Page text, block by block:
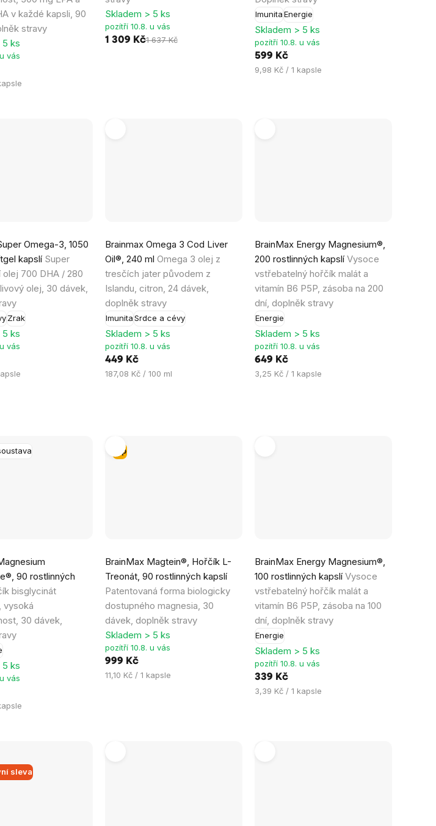
v každé kapsli, 90
stravy
5 ks
vás
5,0
z
5
Skladem > 5 ks
pozítří 10.8. u vás
1 309 Kč1 637 Kč
ImunitaEnergie
5,0
z
5
hvězdiček.
Skladem > 5 ks
pozítří 10.8. u vás
599 Kč
Měrná
9,98 Kč / 1 kapsle
Omega-3, 1050
kapslí Super
olej 700 DHA / 280
olej, 30 dávek,
Zrak
5 ks
vás
Brainmax Omega 3 Cod Liver
Oil®, 240 ml Omega 3 olej z
tresčích jater původem z
Islandu, citron, 24 dávek,
doplněk stravy
ImunitaSrdce a cévy
hodnocení
produktu
je
5,0
z
5
hvězdiček.
Skladem > 5 ks
pozítří 10.8. u vás
449 Kč
Měrná
187,08 Kč / 100 ml
BrainMax Energy Magnesium®,
200 rostlinných kapslí Vysoce
vstřebatelný hořčík malát a
vitamín B6 P5P, zásoba na 200
dní, doplněk stravy
Energie
hodnocení
produktu
je
4,9
z
5
hvězdiček.
Skladem > 5 ks
pozítří 10.8. u vás
649 Kč
Měrná
3,25 Kč / 1 kapsle
90 rostlinných
bisglycinát
vysoká
30 dávek,
5 ks
vás
Tip
BrainMax Magtein®, Hořčík L-
Treonát, 90 rostlinných kapslí
Patentovaná forma biologicky
dostupného magnesia, 30
dávek, doplněk stravy
hodnocení
produktu
je
5,0
z
5
hvězdiček.
Skladem > 5 ks
pozítří 10.8. u vás
999 Kč
Měrná
11,10 Kč / 1 kapsle
BrainMax Energy Magnesium®,
100 rostlinných kapslí Vysoce
vstřebatelný hořčík malát a
vitamín B6 P5P, zásoba na 100
dní, doplněk stravy
Energie
hodnocení
produktu
je
5,0
z
5
hvězdiček.
Skladem > 5 ks
pozítří 10.8. u vás
339 Kč
Měrná
3,39 Kč / 1 kapsle
sleva